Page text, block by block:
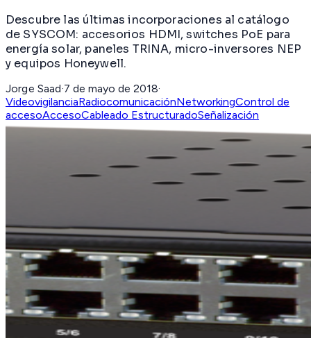
Descubre las últimas incorporaciones al catálogo
de SYSCOM: accesorios HDMI, switches PoE para
energía solar, paneles TRINA, micro-inversores NEP
y equipos Honeywell.
Jorge Saad·7 de mayo de 2018·
VideovigilanciaRadiocomunicaciónNetworkingControl de
accesoAccesoCableado EstructuradoSeñalización